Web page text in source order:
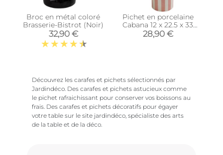
Broc en métal coloré
Brasserie-Bistrot (Noir)
32,90 €
Pichet en porcelaine
Cabana 12 x 22.5 x 33
cm (Rose)
28,90 €
Découvrez les carafes et pichets sélectionnés par
Jardindéco. Des carafes et pichets astucieux comme
le pichet rafraichissant pour conserver vos boissons au
frais. Des carafes et pichets décoratifs pour égayer
votre table sur le site jardindéco, spécialiste des arts
de la table et de la déco.